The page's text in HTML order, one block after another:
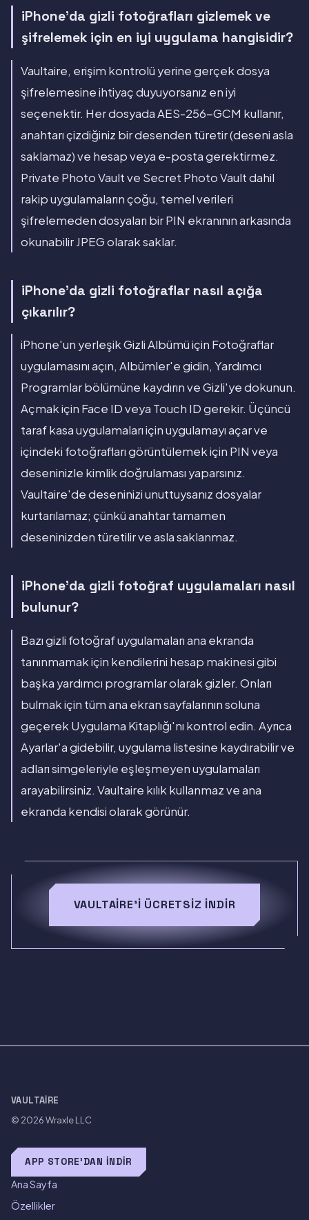
iPhone'da gizli fotoğrafları gizlemek ve
şifrelemek için en iyi uygulama hangisidir?
Vaultaire, erişim kontrolü yerine gerçek dosya
şifrelemesine ihtiyaç duyuyorsanız en iyi
seçenektir. Her dosyada AES-256-GCM kullanır,
anahtarı çizdiğiniz bir desenden türetir (deseni asla
saklamaz) ve hesap veya e-posta gerektirmez.
Private Photo Vault ve Secret Photo Vault dahil
rakip uygulamaların çoğu, temel verileri
şifrelemeden dosyaları bir PIN ekranının arkasında
okunabilir JPEG olarak saklar.
iPhone'da gizli fotoğraflar nasıl açığa
çıkarılır?
iPhone'un yerleşik Gizli Albümü için Fotoğraflar
uygulamasını açın, Albümler'e gidin, Yardımcı
Programlar bölümüne kaydırın ve Gizli'ye dokunun.
Açmak için Face ID veya Touch ID gerekir. Üçüncü
taraf kasa uygulamaları için uygulamayı açar ve
içindeki fotoğrafları görüntülemek için PIN veya
deseninizle kimlik doğrulaması yaparsınız.
Vaultaire'de deseninizi unuttuysanız dosyalar
kurtarılamaz; çünkü anahtar tamamen
deseninizden türetilir ve asla saklanmaz.
iPhone'da gizli fotoğraf uygulamaları nasıl
bulunur?
Bazı gizli fotoğraf uygulamaları ana ekranda
tanınmamak için kendilerini hesap makinesi gibi
başka yardımcı programlar olarak gizler. Onları
bulmak için tüm ana ekran sayfalarının soluna
geçerek Uygulama Kitaplığı'nı kontrol edin. Ayrıca
Ayarlar'a gidebilir, uygulama listesine kaydırabilir ve
adları simgeleriyle eşleşmeyen uygulamaları
arayabilirsiniz. Vaultaire kılık kullanmaz ve ana
ekranda kendisi olarak görünür.
VAULTAIRE'I ÜCRETSIZ İNDIR
VAULTAIRE
© 2026Wraxle LLC
APP STORE'DAN İNDIR
Ana Sayfa
Özellikler